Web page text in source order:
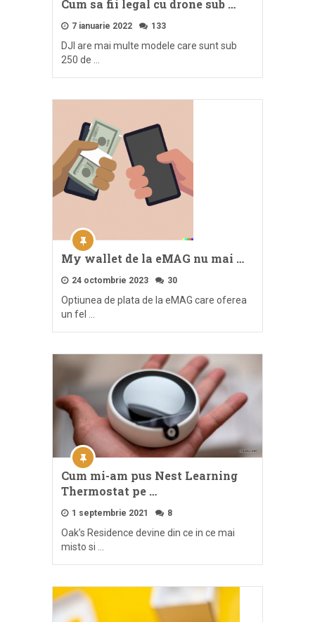
Cum sa fii legal cu drone sub …
7 ianuarie 2022 133
DJI are mai multe modele care sunt sub
250 de …
My wallet de la eMAG nu mai …
24 octombrie 2023 30
Optiunea de plata de la eMAG care oferea
un fel …
Cum mi-am pus Nest Learning
Thermostat pe …
1 septembrie 2021 8
Oak’s Residence devine din ce in ce mai
misto si …